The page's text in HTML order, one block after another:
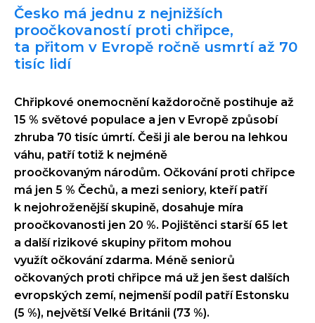
Česko má jednu z nejnižších
proočkovaností proti chřipce,
ta přitom v Evropě ročně usmrtí až 70
tisíc lidí
Chřipkové onemocnění každoročně postihuje až
15 % světové populace a jen v Evropě způsobí
zhruba 70 tisíc úmrtí. Češi ji ale berou na lehkou
váhu, patří totiž k nejméně
proočkovaným národům. Očkování proti chřipce
má jen 5 % Čechů, a mezi seniory, kteří patří
k nejohroženější skupině, dosahuje míra
proočkovanosti jen 20 %. Pojištěnci starší 65 let
a další rizikové skupiny přitom mohou
využít očkování zdarma. Méně seniorů
očkovaných proti chřipce má už jen šest dalších
evropských zemí, nejmenší podíl patří Estonsku
(5 %), největší Velké Británii (73 %).